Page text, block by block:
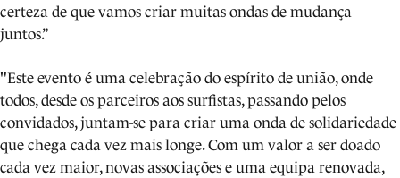
certeza de que vamos criar muitas ondas de mudança
juntos.”
"Este evento é uma celebração do espírito de união, onde
todos, desde os parceiros aos surfistas, passando pelos
convidados, juntam-se para criar uma onda de solidariedade
que chega cada vez mais longe. Com um valor a ser doado
cada vez maior, novas associações e uma equipa renovada,